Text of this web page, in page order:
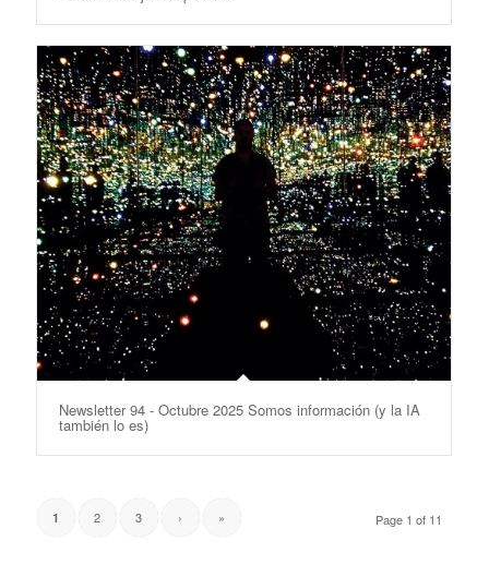
Newsletter 94 - Octubre 2025 Somos información (y la IA
también lo es)
Page 1 of 11
1 2 3 › »